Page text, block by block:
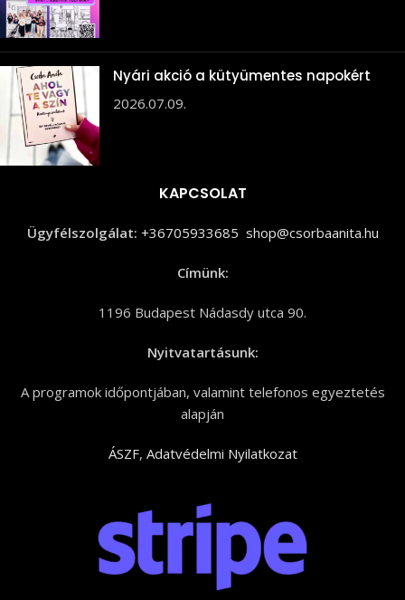
Nyári akció a kütyümentes napokért
2026.07.09.
KAPCSOLAT
Ügyfélszolgálat: +36705933685 shop@csorbaanita.hu
Címünk:
1196 Budapest Nádasdy utca 90.
Nyitvatartásunk:
A programok időpontjában, valamint telefonos egyeztetés
alapján
ÁSZF, Adatvédelmi Nyilatkozat